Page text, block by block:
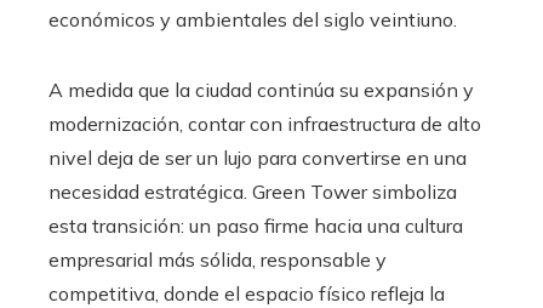
económicos y ambientales del siglo veintiuno.
A medida que la ciudad continúa su expansión y
modernización, contar con infraestructura de alto
nivel deja de ser un lujo para convertirse en una
necesidad estratégica. Green Tower simboliza
esta transición: un paso firme hacia una cultura
empresarial más sólida, responsable y
competitiva, donde el espacio físico refleja la